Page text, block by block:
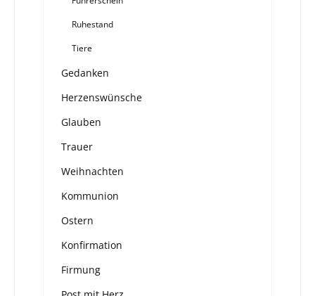
Ruhestand
Tiere
Gedanken
Herzenswünsche
Glauben
Trauer
Weihnachten
Kommunion
Ostern
Konfirmation
Firmung